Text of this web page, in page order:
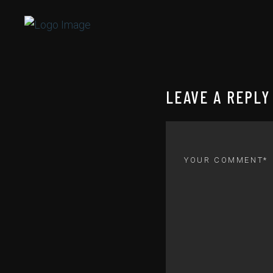
LEAVE A REPLY